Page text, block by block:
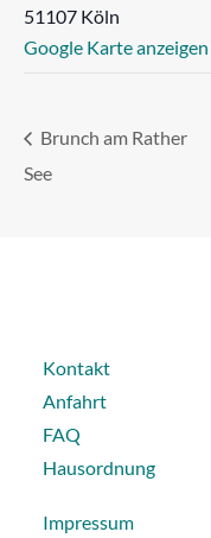
51107 Köln
Google Karte anzeigen
Brunch am Rather
See
Kontakt
Anfahrt
FAQ
Hausordnung
Impressum